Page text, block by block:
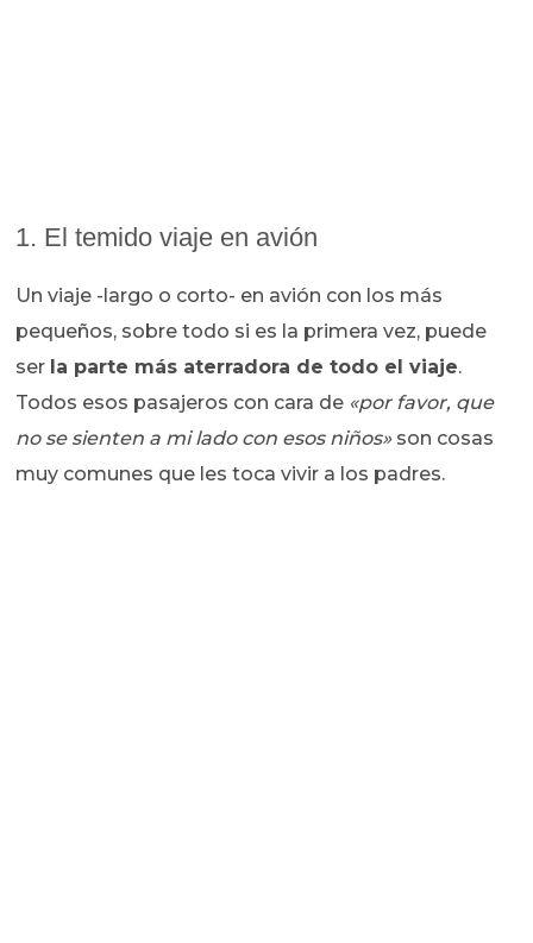
1. El temido viaje en avión
Un viaje -largo o corto- en avión con los más
pequeños, sobre todo si es la primera vez, puede
ser la parte más aterradora de todo el viaje.
Todos esos pasajeros con cara de «por favor, que
no se sienten a mi lado con esos niños»son cosas
muy comunes que les toca vivir a los padres.